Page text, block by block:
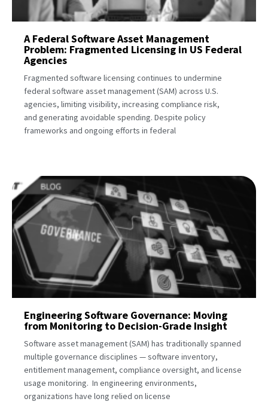
A Federal Software Asset Management
Problem: Fragmented Licensing in US Federal
Agencies
Fragmented software licensing continues to undermine
federal software asset management (SAM) across U.S.
agencies, limiting visibility, increasing compliance risk,
and generating avoidable spending. Despite policy
frameworks and ongoing efforts in federal
Engineering Software Governance: Moving
from Monitoring to Decision-Grade Insight
Software asset management (SAM) has traditionally spanned
multiple governance disciplines — software inventory,
entitlement management, compliance oversight, and license
usage monitoring. In engineering environments,
organizations have long relied on license